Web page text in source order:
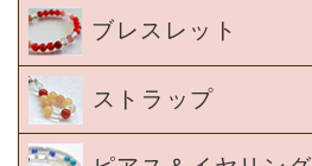
ブレスレット
ストラップ